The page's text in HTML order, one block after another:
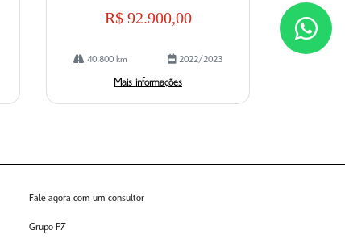
R$ 92.900,00
40.800 km 2022/2023
Mais informações
Fale agora com um consultor
Grupo P7